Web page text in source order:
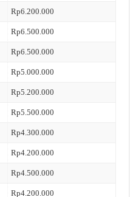
Rp6.200.000
Rp6.500.000
Rp6.500.000
Rp5.000.000
Rp5.200.000
Rp5.500.000
Rp4.300.000
Rp4.200.000
Rp4.500.000
Rp4.200.000